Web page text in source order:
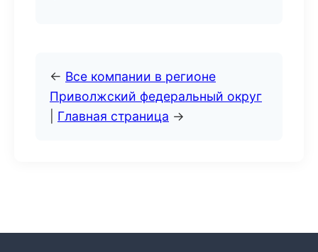
← Все компании в регионе
Приволжский федеральный округ
Главная страница →